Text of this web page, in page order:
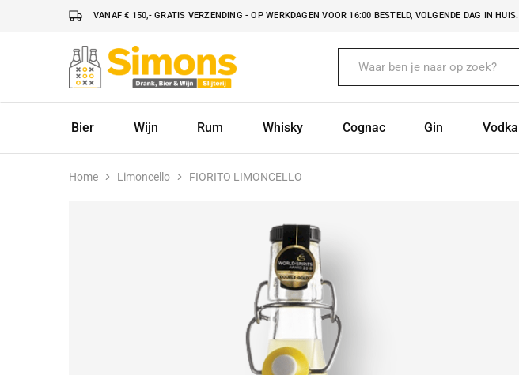
VANAF € 150,- GRATIS VERZENDING - OP WERKDAGEN VOOR 16:00 BESTELD, VOLGENDE DAG IN HUIS.
Simonsdrank.nl
Drank,
Bier
Bier
Wijn Rum Whisky Cognac Gin Vodka
Home Limoncello FIORITO LIMONCELLO